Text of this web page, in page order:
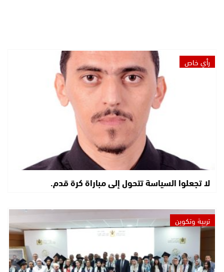
رأي خاص
لا تجعلوا السياسة تتحول إلى مباراة كرة قدم.
تربية وتكوين